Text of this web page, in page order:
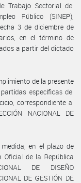
Trabajo Sectorial del
Público (SINEP),
3 de diciembre de
en el término de
a partir del dictado
de la presente
específicas del
correspondiente al
NACIONAL DE
medida, en el plazo de
Oficial de la República
DE DISEÑO
DE GESTIÓN DE